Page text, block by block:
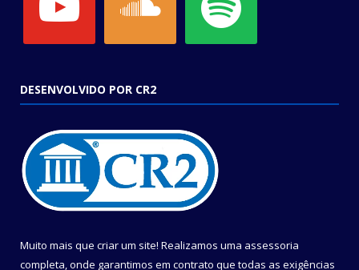
DESENVOLVIDO POR CR2
Muito mais que criar um site! Realizamos uma assessoria
completa, onde garantimos em contrato que todas as exigências